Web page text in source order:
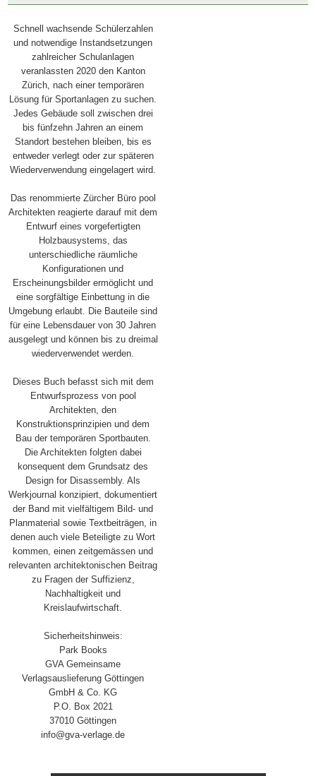
Schnell wachsende Schülerzahlen
und notwendige Instandsetzungen
zahlreicher Schulanlagen
veranlassten 2020 den Kanton
Zürich, nach einer temporären
Lösung für Sportanlagen zu suchen.
Jedes Gebäude soll zwischen drei
bis fünfzehn Jahren an einem
Standort bestehen bleiben, bis es
entweder verlegt oder zur späteren
Wiederverwendung eingelagert wird.
Das renommierte Zürcher Büro pool
Architekten reagierte darauf mit dem
Entwurf eines vorgefertigten
Holzbausystems, das
unterschiedliche räumliche
Konfigurationen und
Erscheinungsbilder ermöglicht und
eine sorgfältige Einbettung in die
Umgebung erlaubt. Die Bauteile sind
für eine Lebensdauer von 30 Jahren
ausgelegt und können bis zu dreimal
wiederverwendet werden.
Dieses Buch befasst sich mit dem
Entwurfsprozess von pool
Architekten, den
Konstruktionsprinzipien und dem
Bau der temporären Sportbauten.
Die Architekten folgten dabei
konsequent dem Grundsatz des
Design for Disassembly. Als
Werkjournal konzipiert, dokumentiert
der Band mit vielfältigem Bild- und
Planmaterial sowie Textbeiträgen, in
denen auch viele Beteiligte zu Wort
kommen, einen zeitgemässen und
relevanten architektonischen Beitrag
zu Fragen der Suffizienz,
Nachhaltigkeit und
Kreislaufwirtschaft.
Sicherheitshinweis:
Park Books
GVA Gemeinsame
Verlagsauslieferung Göttingen
GmbH & Co. KG
P.O. Box 2021
37010 Göttingen
info@gva-verlage.de